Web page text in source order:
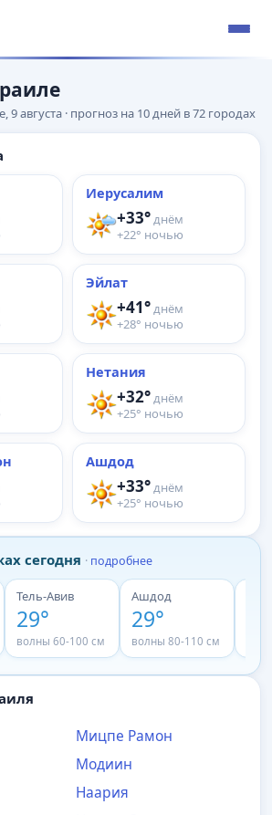
9 августа · прогноз на 10 дней в 72 городах
Иерусалим
+33°днём
+22° ночью
Эйлат
+41°днём
+28° ночью
Нетания
+32°днём
+25° ночью
Ашдод
+33°днём
+25° ночью
сегодня · подробнее
Тель-Авив
29°
волны 60-100 см
Ашдод
29°
волны 80-110 см
Мицпе Рамoн
Модиин
Наария